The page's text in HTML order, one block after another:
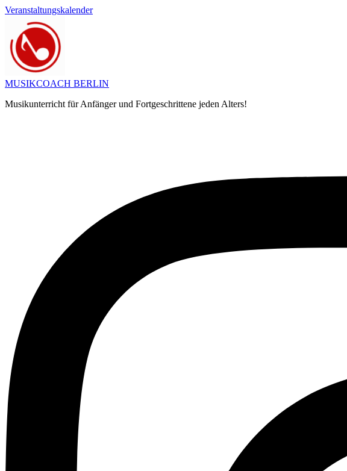
Zum
springen
Veranstaltungskalender
MUSIKCOACH BERLIN
Musikunterricht für Anfänger und Fortgeschrittene jeden Alters!